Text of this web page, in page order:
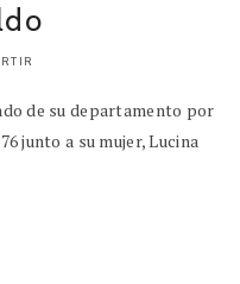
de su departamento por
junto a su mujer, Lucina